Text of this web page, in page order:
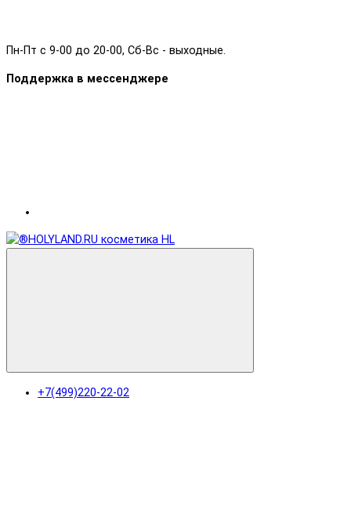
Пн-Пт с 9-00 до 20-00, Сб-Вс - выходные.
Поддержка в мессенджере
+7(499)220-22-02